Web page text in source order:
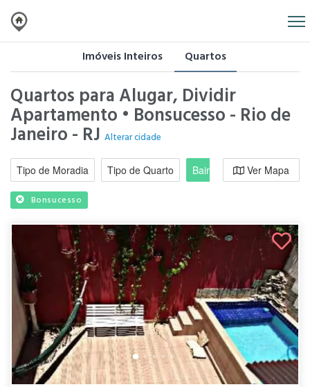
Imóveis Inteiros Quartos
Quartos para Alugar, Dividir
Apartamento • Bonsucesso - Rio de
Janeiro - RJ Alterar cidade
Tipo de Moradia Tipo de Quarto Bairro / RegiãoVer Mapa
Bonsucesso